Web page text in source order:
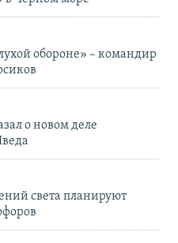
обороне» – командир
о новом деле
света планируют